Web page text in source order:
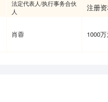
法定代表人/执行事务合伙
人
注册资
肖蓉 1000